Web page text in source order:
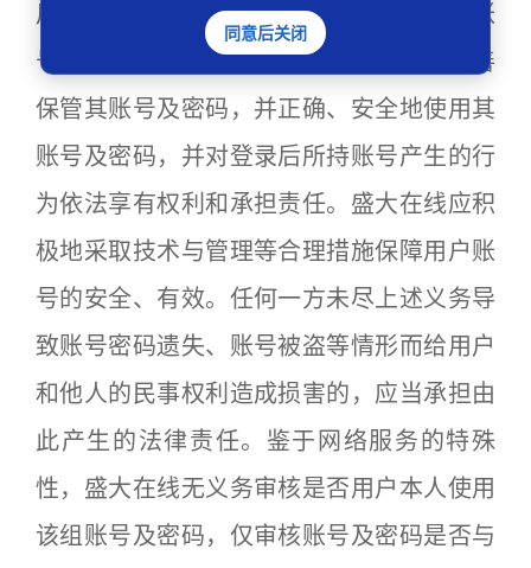
用户一个用户账号及相应的密码。该用户账
号和密码由用户负责保管。用户有义务妥善
保管其账号及密码，并正确、安全地使用其
账号及密码，并对登录后所持账号产生的行
为依法享有权利和承担责任。盛大在线应积
极地采取技术与管理等合理措施保障用户账
号的安全、有效。任何一方未尽上述义务导
致账号密码遗失、账号被盗等情形而给用户
和他人的民事权利造成损害的，应当承担由
此产生的法律责任。鉴于网络服务的特殊
性，盛大在线无义务审核是否用户本人使用
该组账号及密码，仅审核账号及密码是否与
同意后关闭